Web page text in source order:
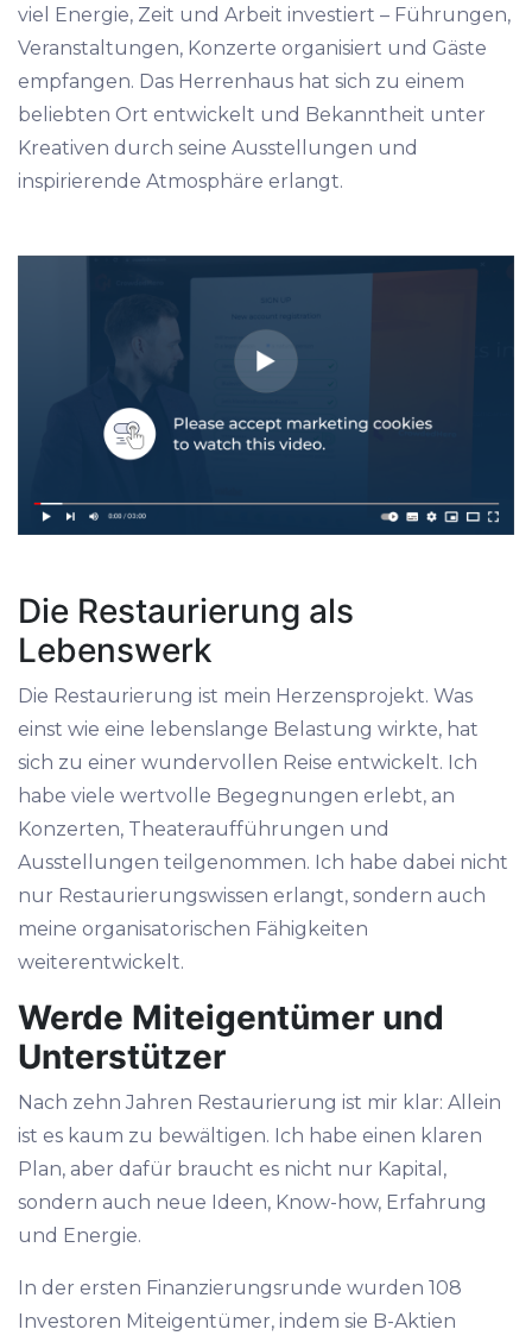
viel Energie, Zeit und Arbeit investiert – Führungen,
Veranstaltungen, Konzerte organisiert und Gäste
empfangen. Das Herrenhaus hat sich zu einem
beliebten Ort entwickelt und Bekanntheit unter
Kreativen durch seine Ausstellungen und
inspirierende Atmosphäre erlangt.
Die Restaurierung als
Lebenswerk
Die Restaurierung ist mein Herzensprojekt. Was
einst wie eine lebenslange Belastung wirkte, hat
sich zu einer wundervollen Reise entwickelt. Ich
habe viele wertvolle Begegnungen erlebt, an
Konzerten, Theateraufführungen und
Ausstellungen teilgenommen. Ich habe dabei nicht
nur Restaurierungswissen erlangt, sondern auch
meine organisatorischen Fähigkeiten
weiterentwickelt.
Werde Miteigentümer und
Unterstützer
Nach zehn Jahren Restaurierung ist mir klar: Allein
ist es kaum zu bewältigen. Ich habe einen klaren
Plan, aber dafür braucht es nicht nur Kapital,
sondern auch neue Ideen, Know-how, Erfahrung
und Energie.
In der ersten Finanzierungsrunde wurden 108
Investoren Miteigentümer, indem sie B-Aktien